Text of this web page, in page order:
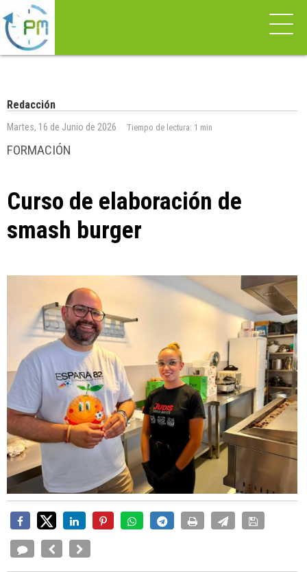
Redacción
Martes, 16 de Junio de 2026 Tiempo de lectura: 1 min
FORMACIÓN
Curso de elaboración de
smash burger